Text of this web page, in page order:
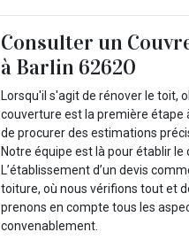
Consulter un
à Barlin 62620
Lorsqu'il s'agit de rénover le toit,
couverture est la première étape
de procurer des estimations
Notre équipe est là pour établir le
L’établissement d’un devis
toiture, où nous vérifions tout et
prenons en compte tous les
convenablement.